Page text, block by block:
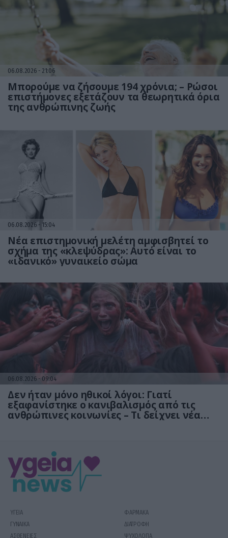
06.08.2026 21:06
Μπορούμε να ζήσουμε 194 χρόνια; – Ρώσοι
επιστήμονες εξετάζουν τα θεωρητικά όρια
της ανθρώπινης ζωής
06.08.2026 15:04
Νέα επιστημονική μελέτη αμφισβητεί το
σχήμα της «κλεψύδρας»: Αυτό είναι το
«ιδανικό» γυναικείο σώμα
06.08.2026 09:04
Δεν ήταν μόνο ηθικοί λόγοι: Γιατί
εξαφανίστηκε ο κανιβαλισμός από τις
ανθρώπινες κοινωνίες – Τι δείχνει νέα
ΥΓΕΙΑ
ΦΑΡΜΑΚΑ
ΓΥΝΑΙΚΑ
ΔΙΑΤΡΟΦΗ
ΑΣΘΕΝΕΙΕΣ
ΨΥΧΟΛΟΓΙΑ